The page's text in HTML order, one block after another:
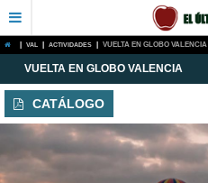
VAL ACTIVIDADES VUELTA EN GLOBO VALENCIA
VUELTA EN GLOBO VALENCIA
CATÁLOGO